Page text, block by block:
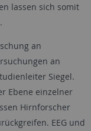
lassen sich somit
an
an
Siegel.
Ebene einzelner
Hirnforscher
EEG und